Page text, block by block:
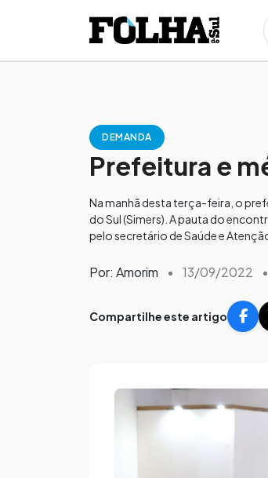
DEMANDA
Prefeitura e
Na manhã desta terça-feira, o
do Sul (Simers). A pauta do
pelo secretário de Saúde e
Por: Amorim • 13/09/2022 •
Compartilhe este artigo